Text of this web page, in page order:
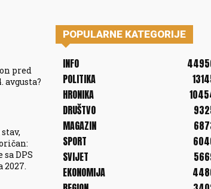
pred
avgusta?
sa DPS
POPULARNE KATEGORIJE
INFO
POLITIKA
HRONIKA
DRUŠTVO
MAGAZIN
SPORT
SVIJET
EKONOMIJA